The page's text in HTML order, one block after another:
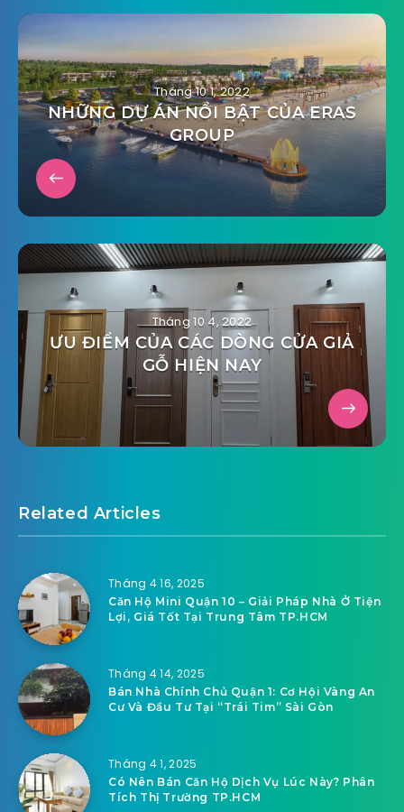
Tháng 10 1, 2022
NHỮNG DỰ ÁN NỔI BẬT CỦA ERAS
GROUP
Tháng 10 4, 2022
ƯU ĐIỂM CỦA CÁC DÒNG CỬA GIẢ
GỖ HIỆN NAY
Related Articles
Tháng 4 16, 2025
Căn Hộ Mini Quận 10 – Giải Pháp Nhà Ở Tiện
Lợi, Giá Tốt Tại Trung Tâm TP.HCM
Tháng 4 14, 2025
Bán Nhà Chính Chủ Quận 1: Cơ Hội Vàng An
Cư Và Đầu Tư Tại “Trái Tim” Sài Gòn
Tháng 4 1, 2025
Có Nên Bán Căn Hộ Dịch Vụ Lúc Này? Phân
Tích Thị Trường TP.HCM